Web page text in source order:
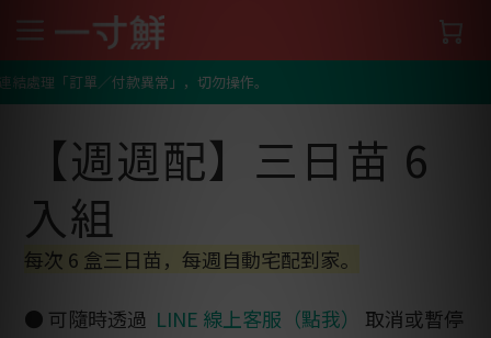
理「訂單／付款異常」，切勿操作。
一寸鮮 【週週配】三日苗 6 入組
【週週配】三日苗 6
入組
每次 6 盒三日苗，每週自動宅配到家。
● 可隨時透過 LINE 線上客服（點我）
取消或暫停